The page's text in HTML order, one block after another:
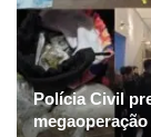
Polícia Civil